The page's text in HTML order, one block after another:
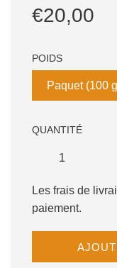
Prix
Prix
régulier
€20,00
POIDS
Paquet (100
QUANTITÉ
Les frais de
paiement.
C
H